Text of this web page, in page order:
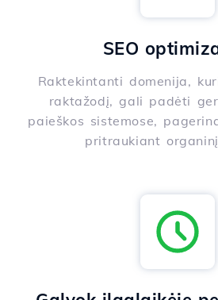
SEO
Raktekintanti domenija,
raktažodį, gali padėti
paieškos sistemose,
pritraukiant